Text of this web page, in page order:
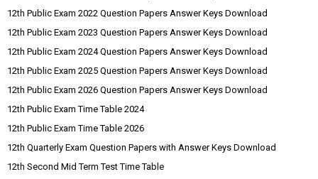
12th Public Exam 2022 Question Papers Answer Keys Download
12th Public Exam 2023 Question Papers Answer Keys Download
12th Public Exam 2024 Question Papers Answer Keys Download
12th Public Exam 2025 Question Papers Answer Keys Download
12th Public Exam 2026 Question Papers Answer Keys Download
12th Public Exam Time Table 2024
12th Public Exam Time Table 2026
12th Quarterly Exam Question Papers with Answer Keys Download
12th Second Mid Term Test Time Table